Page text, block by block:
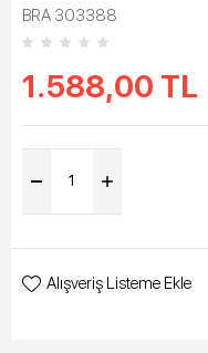
BRA 303388
1.588,00 TL
Alışveriş Listeme Ekle